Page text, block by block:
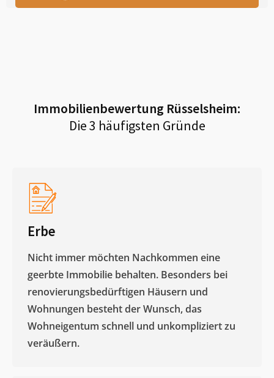
Immobilienbewertung Rüsselsheim:
Die 3 häufigsten Gründe
Erbe
Nicht immer möchten Nachkommen eine
geerbte Immobilie behalten. Besonders bei
renovierungsbedürftigen Häusern und
Wohnungen besteht der Wunsch, das
Wohneigentum schnell und unkompliziert zu
veräußern. ​